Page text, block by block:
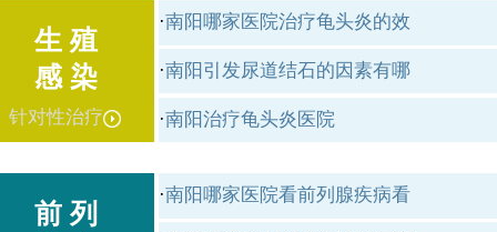
生 殖
感 染
针对性治疗
·南阳哪家医院治疗龟头炎的效
·南阳引发尿道结石的因素有哪
·南阳治疗龟头炎医院
前 列
·南阳哪家医院看前列腺疾病看